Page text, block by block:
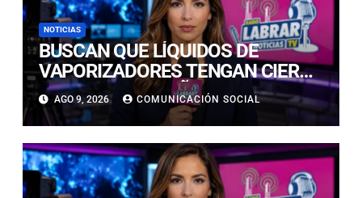
NOTICIAS
BUSCAN QUE LÍQUIDOS DE
VAPORIZADORES TENGAN CIERRE
SEGURO PARA NIÑOS:
INTOXICACIONES SUBIERON UN
400%
AGO 9, 2026 COMUNICACIÓN SOCIAL